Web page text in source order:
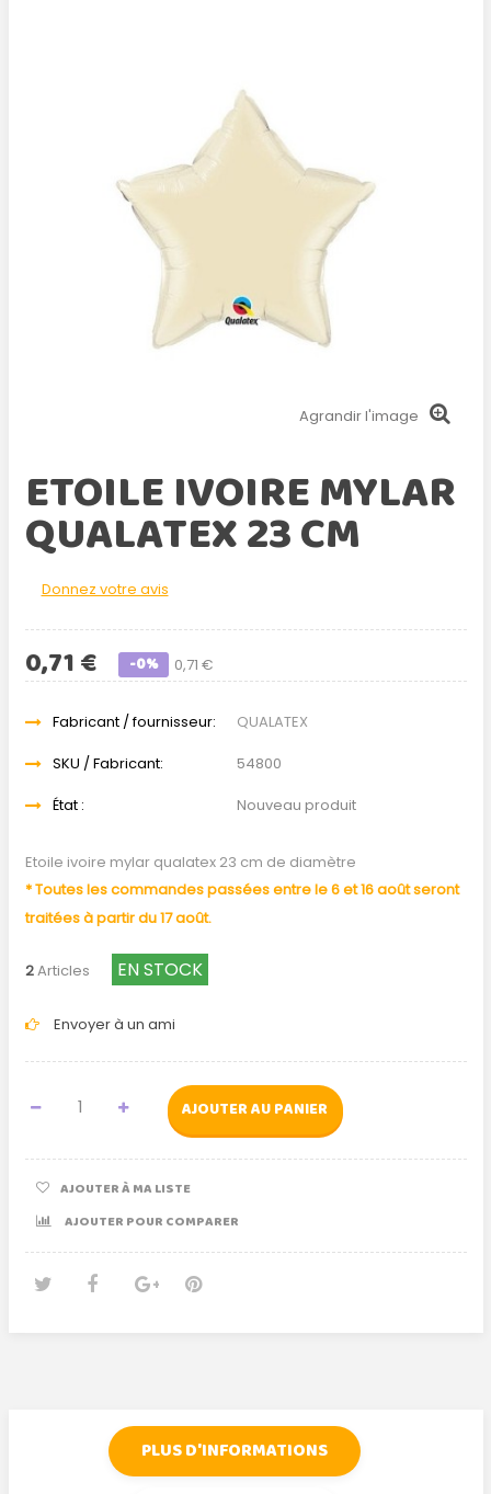
Agrandir l'image
ETOILE IVOIRE MYLAR
QUALATEX 23 CM
Donnez votre avis
0,71 €
0,71 € -0%
Fabricant / fournisseur:
QUALATEX
SKU / Fabricant:
54800
État :
Nouveau produit
Etoile ivoire mylar qualatex 23 cm de diamètre
* Toutes les commandes passées entre le 6 et 16 août seront
traitées à partir du 17 août.
2Articles EN STOCK
Envoyer à un ami
AJOUTER AU PANIER
AJOUTER À MA LISTE
AJOUTER POUR COMPARER
PLUS D'INFORMATIONS